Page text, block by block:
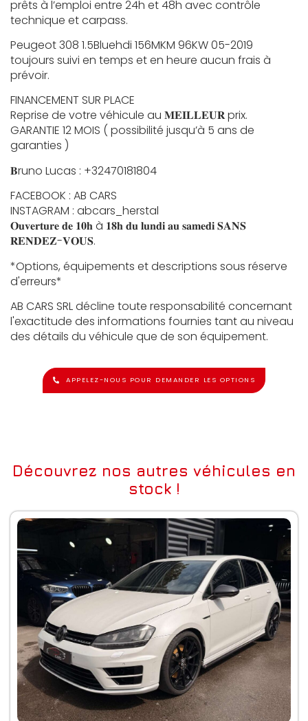
prêts à l’emploi entre 24h et 48h avec contrôle
technique et carpass.
Peugeot 308 1.5Bluehdi 156MKM 96KW 05-2019
toujours suivi en temps et en heure aucun frais à
prévoir.
FINANCEMENT SUR PLACE
Reprise de votre véhicule au 𝐌𝐄𝐈𝐋𝐋𝐄𝐔𝐑 prix.
GARANTIE 12 MOIS ( possibilité jusqu’à 5 ans de
garanties )
𝐁runo Lucas : +32470181804
FACEBOOK : AB CARS
INSTAGRAM : abcars_herstal
𝐎𝐮𝐯𝐞𝐫𝐭𝐮𝐫𝐞 𝐝𝐞 𝟏𝟎𝐡 à 𝟏𝟖𝐡 𝐝𝐮 𝐥𝐮𝐧𝐝𝐢 𝐚𝐮 𝐬𝐚𝐦𝐞𝐝𝐢 𝐒𝐀𝐍𝐒
𝐑𝐄𝐍𝐃𝐄𝐙-𝐕𝐎𝐔𝐒.
*Options, équipements et descriptions sous réserve
d'erreurs*
AB CARS SRL décline toute responsabilité concernant
l'exactitude des informations fournies tant au niveau
des détails du véhicule que de son équipement.
APPELEZ-NOUS POUR DEMANDER LES OPTIONS
Découvrez nos autres véhicules en
stock !